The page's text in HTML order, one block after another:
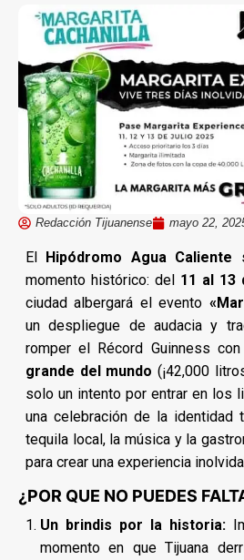
Redacción Tijuanense mayo 22,
El Hipódromo Agua Caliente
momento histórico: del 11 al 13
ciudad albergará el evento
un despliegue de audacia y
romper el Récord Guinness con
grande del mundo (¡42,000
solo un intento por entrar en los
una celebración de la identidad
tequila local, la música y la
para crear una experiencia
¿POR QUE NO PUEDES
Un brindis por la historia:
momento en que Tijuana